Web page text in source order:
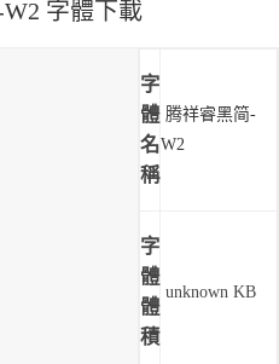
字體下載
字
體
名
稱
腾祥睿黑简-
W2
字
體
體
積
unknown KB